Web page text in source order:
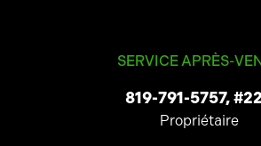
SERVICE APRÈS-
819-791-5757,
Propriétaire